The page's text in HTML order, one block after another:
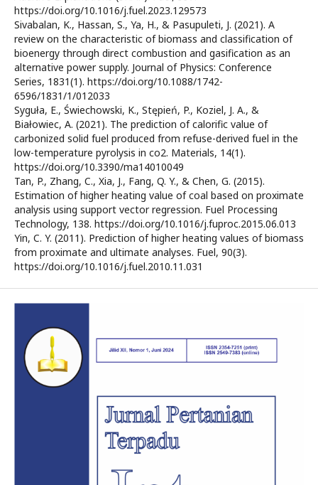
https://doi.org/10.1016/j.fuel.2023.129573
Sivabalan, K., Hassan, S., Ya, H., & Pasupuleti, J. (2021). A
review on the characteristic of biomass and classification of
bioenergy through direct combustion and gasification as an
alternative power supply. Journal of Physics: Conference
Series, 1831(1). https://doi.org/10.1088/1742-
6596/1831/1/012033
Syguła, E., Świechowski, K., Stępień, P., Koziel, J. A., &
Białowiec, A. (2021). The prediction of calorific value of
carbonized solid fuel produced from refuse-derived fuel in the
low-temperature pyrolysis in co2. Materials, 14(1).
https://doi.org/10.3390/ma14010049
Tan, P., Zhang, C., Xia, J., Fang, Q. Y., & Chen, G. (2015).
Estimation of higher heating value of coal based on proximate
analysis using support vector regression. Fuel Processing
Technology, 138. https://doi.org/10.1016/j.fuproc.2015.06.013
Yin, C. Y. (2011). Prediction of higher heating values of biomass
from proximate and ultimate analyses. Fuel, 90(3).
https://doi.org/10.1016/j.fuel.2010.11.031